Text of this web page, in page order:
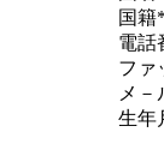
国籍*
電話
ファ
メ
生年